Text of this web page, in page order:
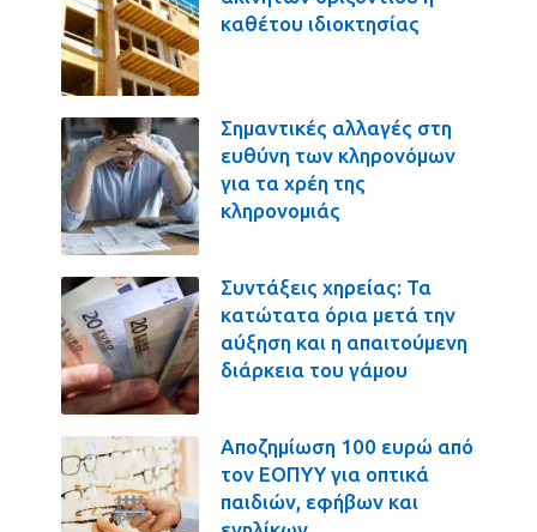
καθέτου ιδιοκτησίας
Σημαντικές αλλαγές στη
ευθύνη των κληρονόμων
για τα χρέη της
κληρονομιάς
Συντάξεις χηρείας: Τα
κατώτατα όρια μετά την
αύξηση και η απαιτούμενη
διάρκεια του γάμου
Αποζημίωση 100 ευρώ από
τον ΕΟΠΥΥ για οπτικά
παιδιών, εφήβων και